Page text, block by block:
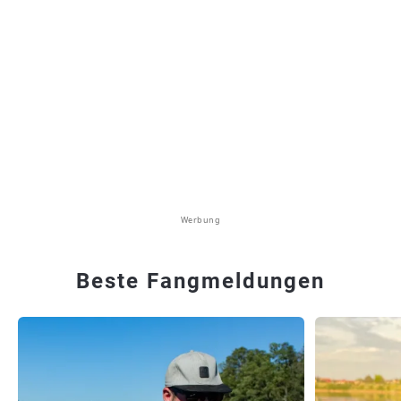
Werbung
Beste Fangmeldungen